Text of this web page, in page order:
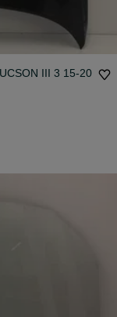
III 3 15-20